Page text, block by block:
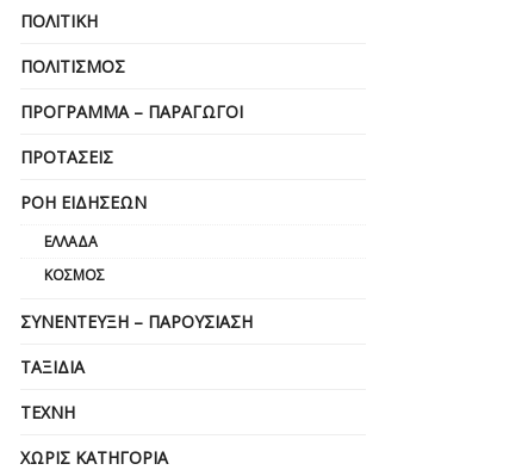
ΠΟΛΙΤΙΚΉ
ΠΟΛΙΤΙΣΜΌΣ
ΠΡΌΓΡΑΜΜΑ – ΠΑΡΑΓΩΓΟΊ
ΠΡΟΤΆΣΕΙΣ
ΡΟΉ ΕΙΔΉΣΕΩΝ
ΕΛΛΆΔΑ
ΚΌΣΜΟΣ
ΣΥΝΈΝΤΕΥΞΗ – ΠΑΡΟΥΣΊΑΣΗ
ΤΑΞΊΔΙΑ
ΤΈΧΝΗ
ΧΩΡΊΣ ΚΑΤΗΓΟΡΊΑ